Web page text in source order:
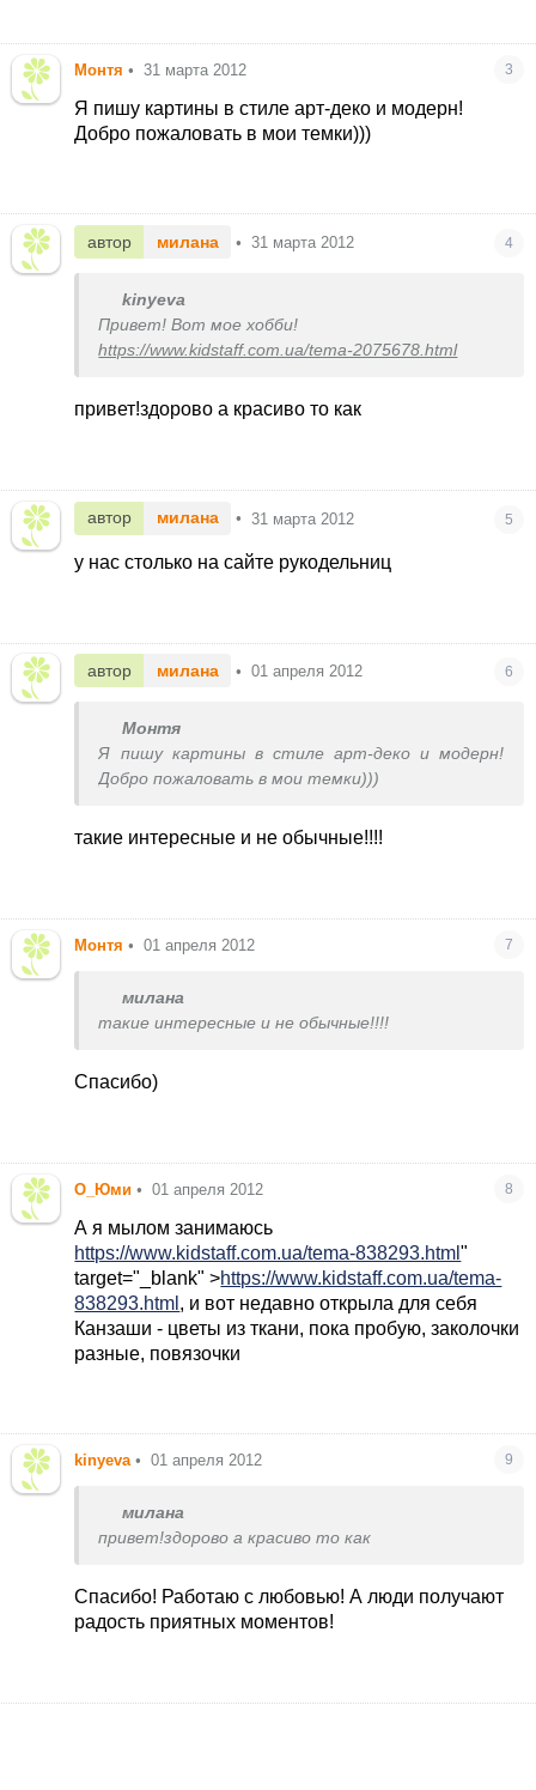
Монтя • 31 марта 2012 3
Я пишу картины в стиле арт-деко и модерн!
Добро пожаловать в мои темки)))
автор милана • 31 марта 2012 4
kinyeva
Привет! Вот мое хобби!
https://www.kidstaff.com.ua/tema-2075678.html
привет!здорово а красиво то как
автор милана • 31 марта 2012 5
у нас столько на сайте рукодельниц
автор милана • 01 апреля 2012 6
Монтя
Я пишу картины в стиле арт-деко и модерн!
Добро пожаловать в мои темки)))
такие интересные и не обычные!!!!
Монтя • 01 апреля 2012 7
милана
такие интересные и не обычные!!!!
Спасибо)
О_Юми • 01 апреля 2012 8
А я мылом занимаюсь
https://www.kidstaff.com.ua/tema-838293.html"
target="_blank" >https://www.kidstaff.com.ua/tema-
838293.html , и вот недавно открыла для себя
Канзаши - цветы из ткани, пока пробую, заколочки
разные, повязочки
kinyeva • 01 апреля 2012 9
милана
привет!здорово а красиво то как
Спасибо! Работаю с любовью! А люди получают
радость приятных моментов!